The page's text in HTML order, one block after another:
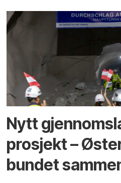
Nytt
prosjekt –
bundet